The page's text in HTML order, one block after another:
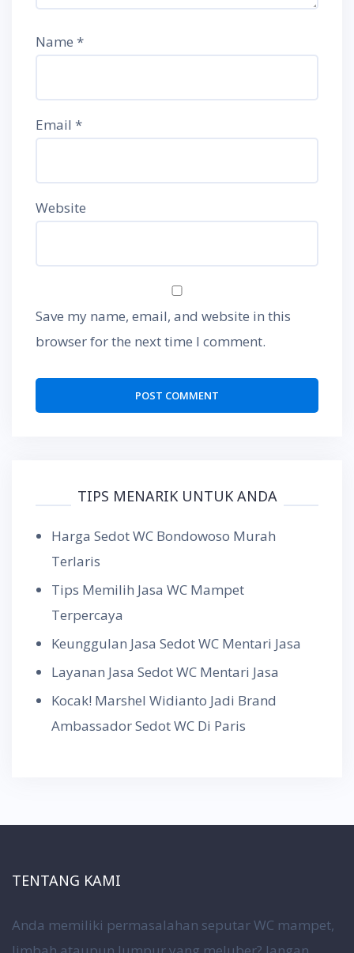
Name *
Email *
Website
Save my name, email, and website in this
browser for the next time I comment.
TIPS MENARIK UNTUK ANDA
Harga Sedot WC Bondowoso Murah
Terlaris
Tips Memilih Jasa WC Mampet
Terpercaya
Keunggulan Jasa Sedot WC Mentari Jasa
Layanan Jasa Sedot WC Mentari Jasa
Kocak! Marshel Widianto Jadi Brand
Ambassador Sedot WC Di Paris
TENTANG KAMI
Anda memiliki permasalahan seputar WC mampet,